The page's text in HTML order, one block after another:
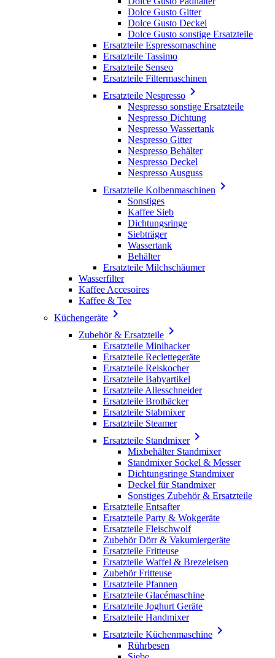
Dolce Gusto Gitter
Dolce Gusto Deckel
Dolce Gusto sonstige Ersatzteile
Ersatzteile Espressomaschine
Ersatzteile Tassimo
Ersatzteile Senseo
Ersatzteile Filtermaschinen
Ersatzteile Nespresso 
Nespresso sonstige Ersatzteile
Nespresso Dichtung
Nespresso Wassertank
Nespresso Gitter
Nespresso Behälter
Nespresso Deckel
Nespresso Ausguss
Ersatzteile Kolbenmaschinen 
Sonstiges
Kaffee Sieb
Dichtungsringe
Siebträger
Wassertank
Behälter
Ersatzteile Milchschäumer
Wasserfilter
Kaffee Accesoires
Kaffee & Tee
Küchengeräte 
Zubehör & Ersatzteile 
Ersatzteile Minihacker
Ersatzteile Reclettegeräte
Ersatzteile Reiskocher
Ersatzteile Babyartikel
Ersatzteile Allesschneider
Ersatzteile Brotbäcker
Ersatzteile Stabmixer
Ersatzteile Steamer
Ersatzteile Standmixer
Mixbehälter Standmixer
Standmixer Sockel & Messer
Dichtungsringe Standmixer
Deckel für Standmixer
Sonstiges Zubehör & Ersatzteile
Ersatzteile Entsafter
Ersatzteile Party & Wokgeräte
Ersatzteile Fleischwolf
Zubehör Dörr & Vakumiergeräte
Ersatzteile Fritteuse
Ersatzteile Waffel & Brezeleisen
Zubehör Fritteuse
Ersatzteile Pfannen
Ersatzteile Glacémaschine
Ersatzteile Joghurt Geräte
Ersatzteile Handmixer
Ersatzteile Küchenmaschine 
Rührbesen